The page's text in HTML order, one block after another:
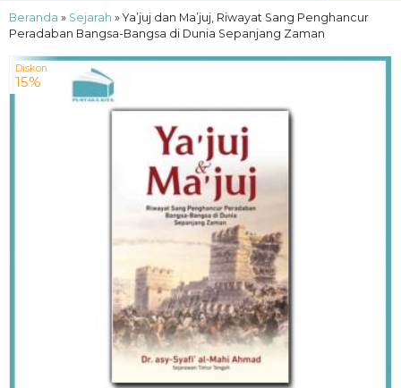
Beranda » Sejarah »Ya’juj dan Ma’juj, Riwayat Sang Penghancur
Peradaban Bangsa-Bangsa di Dunia Sepanjang Zaman
Diskon
15%